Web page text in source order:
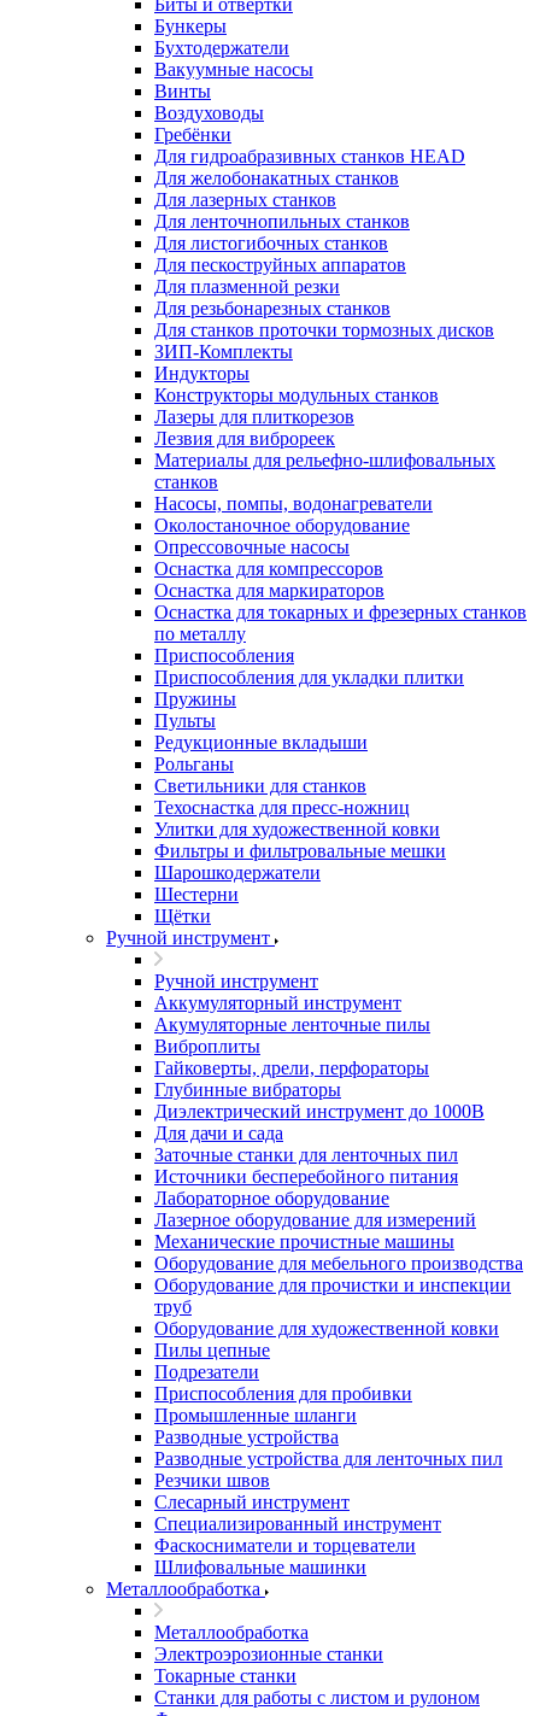
Биты и отвертки
Бункеры
Бухтодержатели
Вакуумные насосы
Винты
Воздуховоды
Гребёнки
Для гидроабразивных станков HEAD
Для желобонакатных станков
Для лазерных станков
Для ленточнопильных станков
Для листогибочных станков
Для пескоструйных аппаратов
Для плазменной резки
Для резьбонарезных станков
Для станков проточки тормозных дисков
ЗИП-Комплекты
Индукторы
Конструкторы модульных станков
Лазеры для плиткорезов
Лезвия для виброреек
Материалы для рельефно-шлифовальных
станков
Насосы, помпы, водонагреватели
Околостаночное оборудование
Опрессовочные насосы
Оснастка для компрессоров
Оснастка для маркираторов
Оснастка для токарных и фрезерных станков
по металлу
Приспособления
Приспособления для укладки плитки
Пружины
Пульты
Редукционные вкладыши
Рольганы
Светильники для станков
Техоснастка для пресс-ножниц
Улитки для художественной ковки
Фильтры и фильтровальные мешки
Шарошкодержатели
Шестерни
Щётки
Ручной инструмент
Ручной инструмент
Аккумуляторный инструмент
Акумуляторные ленточные пилы
Виброплиты
Гайковерты, дрели, перфораторы
Глубинные вибраторы
Диэлектрический инструмент до 1000В
Для дачи и сада
Заточные станки для ленточных пил
Источники бесперебойного питания
Лабораторное оборудование
Лазерное оборудование для измерений
Механические прочистные машины
Оборудование для мебельного производства
Оборудование для прочистки и инспекции
труб
Оборудование для художественной ковки
Пилы цепные
Подрезатели
Приспособления для пробивки
Промышленные шланги
Разводные устройства
Разводные устройства для ленточных пил
Резчики швов
Слесарный инструмент
Специализированный инструмент
Фаскосниматели и торцеватели
Шлифовальные машинки
Металлообработка
Металлообработка
Электроэрозионные станки
Токарные станки
Станки для работы с листом и рулоном